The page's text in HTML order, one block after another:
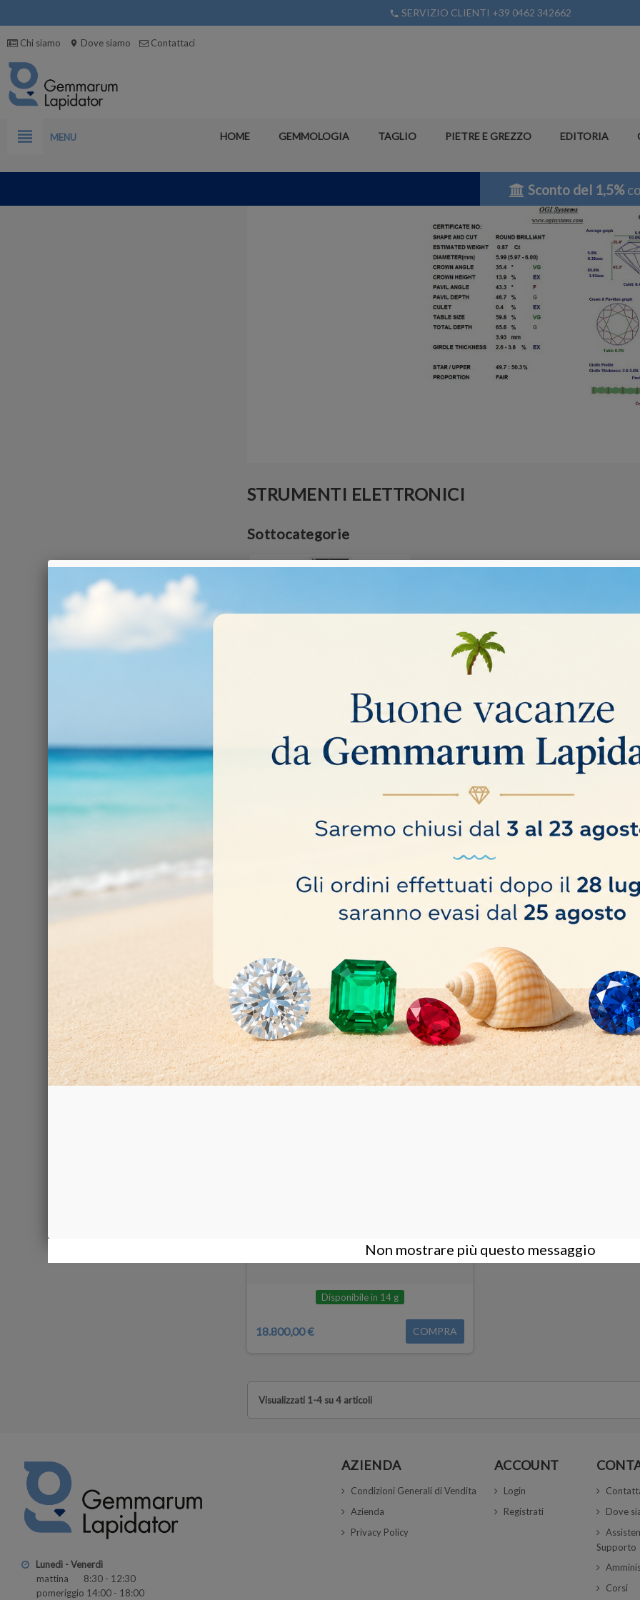
phone SERVIZIO CLIENTI +39 0462 342662
Chi siamo location_on Dove siamo Contattaci
view_headline MENU HOME GEMMOLOGIA TAGLIO PIETRE E GREZZO EDITORIA
Sconto del 1,5%
STRUMENTI ELETTRONICI
Sottocategorie
Non disponibile
16.500,00 € DETTAGLI
NON DISPONIBILE
INCISORE LASER PER
Non disponibile
40.000,00 €
PROPORZIOMETRO SCANOX HD
Disponibile in 14 g
18.800,00 € COMPRA
Visualizzati 1-4 su 4 articoli
Lunedì - Venerdì
mattina 8:30 - 12:30
pomeriggio 14:00 - 18:00
AZIENDA
Condizioni Generali di Vendita
Azienda
Privacy Policy
ACCOUNT
Login
Registrati
Dove
Supporto
Corsi
Non mostrare più questo messaggio